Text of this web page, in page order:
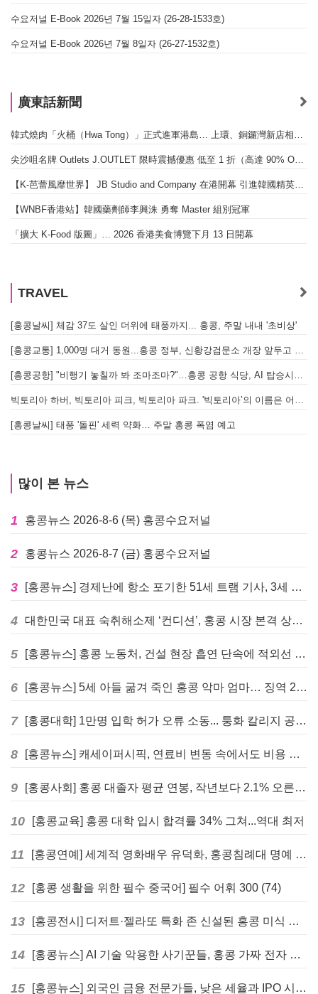
수요저널 E-Book 2026년 7월 15일자 (26-28-1533호)
수요저널 E-Book 2026년 7월 8일자 (26-27-1532호)
廣東話新聞
【WNBF香港站】韓國藥劑師李興洙 勇奪 Master 組別冠軍
「擴大 K-Food 版圖」… 2026 香港美食博覽下月 13 日開幕
TRAVEL
[홍콩날씨] 체감 37도 살인 더위에 태풍까지... 홍콩, 주말 내내 '초비상'
[홍콩날씨] 태풍 '돌핀' 세력 약화… 주말 홍콩 폭염 예고
많이 본 뉴스
1 홍콩뉴스 2026-8-6 (목) 홍콩수요저널
2 홍콩뉴스 2026-8-7 (금) 홍콩수요저널
3 [홍콩뉴스] 경제난에 항소 포기한 51세 트램 기사, 3세 여아 치사 혐의로 '4주 감옥행'
4 대한민국 대표 숙취해소제 ‘컨디션’, 홍콩 시장 본격 상륙… 왓슨스 입점 기념 할인 행사 진행
5 [홍콩뉴스] 홍콩 노동처, 건설 현장 흡연 단속에 적외선 드론 투입 검토
6 [홍콩뉴스] 5세 아들 굶겨 죽인 홍콩 악마 엄마… 징역 22년 중형 선고
7 [홍콩대학] 1만명 입학 허가 오류 소동... 퉁화 칼리지 공식 사과
8 [홍콩뉴스] 캐세이퍼시픽, 연료비 변동 속에서도 비용 절감 위한 감편 계획 없어
9 [홍콩사회] 홍콩 대졸자 평균 연봉, 작년보다 2.1% 오른 33만 6천 홍콩달러 기록
10 [홍콩교육] 홍콩 대학 입시 합격률 34% 그쳐...역대 최저
11 [홍콩연예] 세계적 영화배우 유덕화, 홍콩침례대 명예 박사 학위 받는다
12 [홍콩 생활을 위한 필수 중국어] 필수 어휘 300 (74)
13 [홍콩전시] 디저트·젤라또 특화 존 신설된 홍콩 미식 박람회 다음주 개막
14 [홍콩뉴스] AI 기술 악용한 사기꾼들, 홍콩 가짜 전자 비자 사이트 극성
15 [홍콩뉴스] 외국인 금융 전문가들, 낮은 세율과 IPO 시장 회복에 홍콩으로 '대거 복귀'